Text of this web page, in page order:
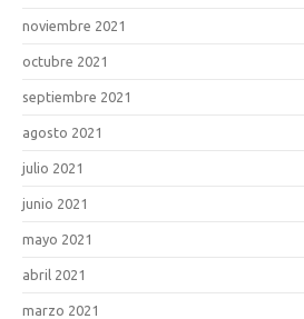
noviembre 2021
octubre 2021
septiembre 2021
agosto 2021
julio 2021
junio 2021
mayo 2021
abril 2021
marzo 2021